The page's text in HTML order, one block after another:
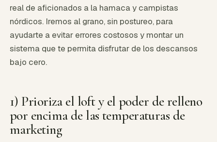
real de aficionados a la hamaca y campistas
nórdicos. Iremos al grano, sin postureo, para
ayudarte a evitar errores costosos y montar un
sistema que te permita disfrutar de los descansos
bajo cero.
1) Prioriza el loft y el poder de relleno
por encima de las temperaturas de
marketing